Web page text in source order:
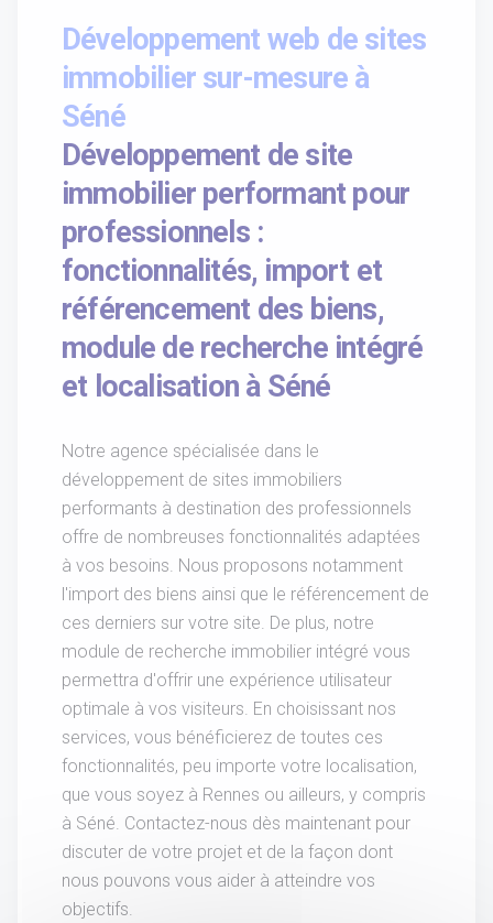
Développement web de sites
immobilier sur-mesure à
Séné
Développement de site
immobilier performant pour
professionnels :
fonctionnalités, import et
référencement des biens,
module de recherche intégré
et localisation à Séné
Notre agence spécialisée dans le
développement de sites immobiliers
performants à destination des professionnels
offre de nombreuses fonctionnalités adaptées
à vos besoins. Nous proposons notamment
l'import des biens ainsi que le référencement de
ces derniers sur votre site. De plus, notre
module de recherche immobilier intégré vous
permettra d'offrir une expérience utilisateur
optimale à vos visiteurs. En choisissant nos
services, vous bénéficierez de toutes ces
fonctionnalités, peu importe votre localisation,
que vous soyez à Rennes ou ailleurs, y compris
à Séné. Contactez-nous dès maintenant pour
discuter de votre projet et de la façon dont
nous pouvons vous aider à atteindre vos
objectifs.